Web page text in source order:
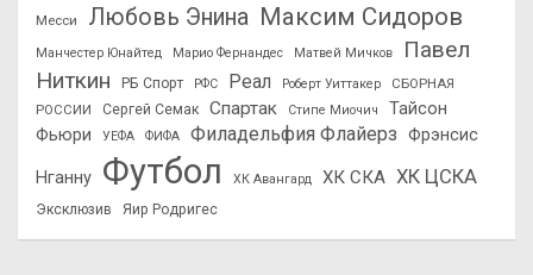
Месси
Любовь Энина Максим Сидоров
Манчестер Юнайтед Марио Фернандес Матвей Мичков
Павел
Ниткин
РБ Спорт РФС Реал Роберт Уиттакер
СБОРНАЯ
РОССИИ
Сергей Семак Спартак Стипе Миочич
Тайсон
Фьюри
УЕФА ФИФА Филадельфия Флайерз Фрэнсис
Нганну Футбол ХК Авангард ХК СКА ХК ЦСКА
Эксклюзив Яир Родригес